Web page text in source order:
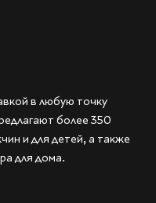
в любую точку
более 350
и для детей, а также
для дома.